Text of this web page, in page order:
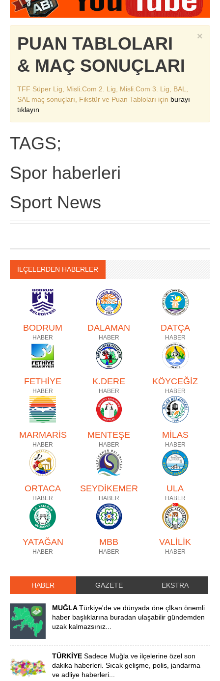
×
PUAN TABLOLARI
& MAÇ SONUÇLARI
TFF Süper Lig, Misli.Com 2. Lig, Misli.Com 3. Lig, BAL,
SAL maç sonuçları, Fikstür ve Puan Tabloları için burayı
tıklayın
TAGS;
Spor haberleri
Sport News
İLÇELERDEN HABERLER
BODRUM
HABER
DALAMAN
HABER
DATÇA
HABER
FETHİYE
HABER
K.DERE
HABER
KÖYCEĞİZ
HABER
MARMARİS
HABER
MENTEŞE
HABER
MİLAS
HABER
ORTACA
HABER
SEYDİKEMER
HABER
ULA
HABER
YATAĞAN
HABER
MBB
HABER
VALİLİK
HABER
HABER GAZETE EKSTRA
MUĞLATürkiye'de ve dünyada öne çIkan önemli
haber başlıklarına buradan ulaşabilir gündemden
uzak kalmazsınız...
TÜRKİYESadece Muğla ve ilçelerine özel son
dakika haberleri. Sıcak gelişme, polis, jandarma
ve adliye haberleri...